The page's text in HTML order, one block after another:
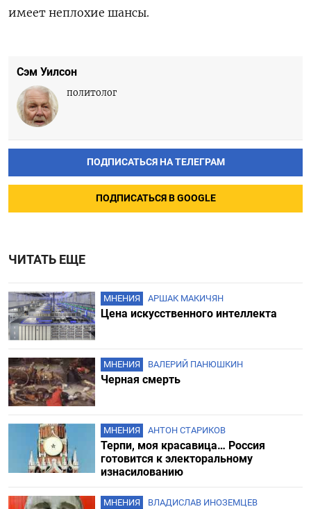
имеет неплохие шансы.
Сэм Уилсон
политолог
ПОДПИСАТЬСЯ НА ТЕЛЕГРАМ
ПОДПИСАТЬСЯ В GOOGLE
ЧИТАТЬ ЕЩЕ
МНЕНИЯ АРШАК МАКИЧЯН
Цена искусственного интеллекта
МНЕНИЯ ВАЛЕРИЙ ПАНЮШКИН
Черная смерть
МНЕНИЯ АНТОН СТАРИКОВ
Терпи, моя красавица… Россия
готовится к электоральному
изнасилованию
МНЕНИЯ ВЛАДИСЛАВ ИНОЗЕМЦЕВ